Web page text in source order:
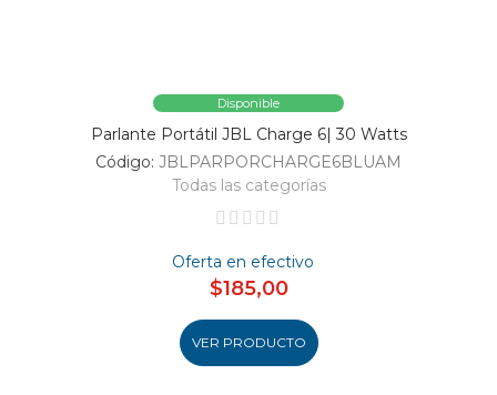
Disponible
Parlante Portátil JBL Charge 6| 30 Watts
Código: JBLPARPORCHARGE6BLUAM
Todas las categorías
Oferta en efectivo
$185,00
VER PRODUCTO